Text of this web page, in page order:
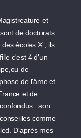
et
de doctorats
écoles X , ils
c'est 4 d'un
de
de l'âme et
et de
: son
comme
D'aprés mes